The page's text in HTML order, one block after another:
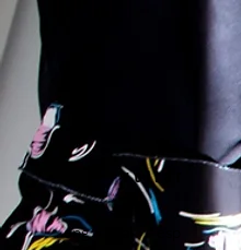
voltar
eng esp